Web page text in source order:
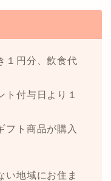
１円分、飲食代
ト付与日より１
フト商品が購入
い地域にお住ま